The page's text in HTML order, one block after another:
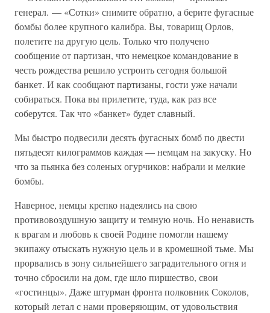
генерал. — «Сотки» снимите обратно, а берите фугасные
бомбы более крупного калибра. Вы, товарищ Орлов,
полетите на другую цель. Только что получено
сообщение от партизан, что немецкое командование в
честь рождества решило устроить сегодня большой
банкет. И как сообщают партизаны, гости уже начали
собираться. Пока вы прилетите, туда, как раз все
соберутся. Так что «банкет» будет славный.
Мы быстро подвесили десять фугасных бомб по двести
пятьдесят килограммов каждая — немцам на закуску. Но
что за пьянка без соленых огурчиков: набрали и мелкие
бомбы.
Наверное, немцы крепко надеялись на свою
противовоздушную защиту и темную ночь. Но ненависть
к врагам и любовь к своей Родине помогли нашему
экипажу отыскать нужную цель и в кромешной тьме. Мы
прорвались в зону сильнейшего заградительного огня и
точно сбросили на дом, где шло пиршество, свои
«гостинцы». Даже штурман фронта полковник Соколов,
который летал с нами проверяющим, от удовольствия